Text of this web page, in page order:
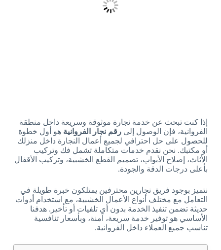
إذا كنت تبحث عن خدمة نجارة موثوقة وسريعة داخل منطقة
الفروانية، فإن الوصول إلى رقم نجار الفروانية هو أول خطوة
للحصول على حل احترافي لجميع أعمال النجارة داخل منزلك
أو مكتبك. نحن نقدم خدمات متكاملة تشمل فك وتركيب
الأثاث، إصلاح الأبواب، تصميم القطع الخشبية، وتركيب الأقفال
بأعلى درجات الدقة والجودة.
نتميز بوجود فريق نجارين محترفين يمتلكون خبرة طويلة في
التعامل مع مختلف أنواع الأعمال الخشبية، مع استخدام أدوات
حديثة تضمن تنفيذ الخدمة بدون أي تلفيات أو تأخير. هدفنا
الأساسي هو توفير خدمة سريعة، آمنة، وبأسعار تنافسية
تناسب جميع العملاء داخل الفروانية.